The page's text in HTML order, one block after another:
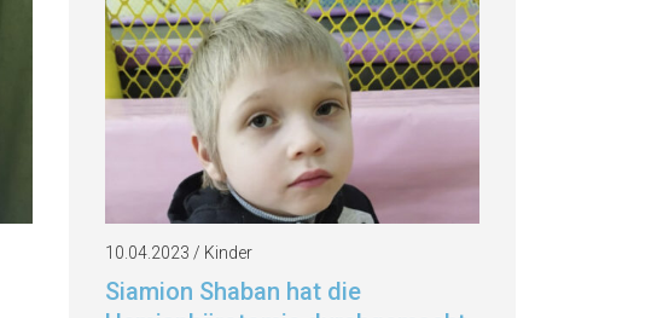
10.04.2023 / Kinder
Siamion Shaban hat die